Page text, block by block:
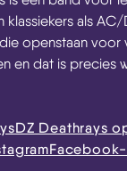
als
openstaan voor
en dat is precies
DZ Deathrays